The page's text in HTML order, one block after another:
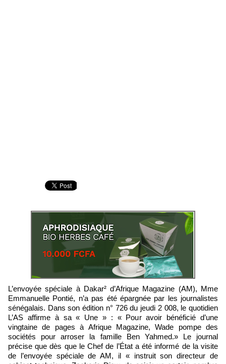
L’envoyée spéciale à Dakar² d’Afrique Magazine (AM), Mme
Emmanuelle Pontié, n’a pas été épargnée par les journalistes
sénégalais. Dans son édition n° 726 du jeudi 2 008, le quotidien
L’AS affirme à sa « Une » : « Pour avoir bénéficié d’une
vingtaine de pages à Afrique Magazine, Wade pompe des
sociétés pour arroser la famille Ben Yahmed.» Le journal
précise que dès que le Chef de l’État a été informé de la visite
de l’envoyée spéciale de AM, il « instruit son directeur de